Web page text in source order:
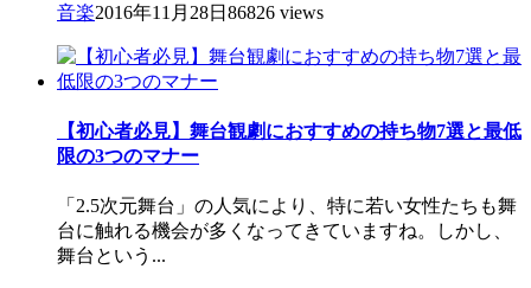
音楽2016年11月28日 86826 views
【初心者必見】舞台観劇におすすめの持ち物7選と最低
限の3つのマナー
「2.5次元舞台」の人気により、特に若い女性たちも舞
台に触れる機会が多くなってきていますね。しかし、
舞台という...